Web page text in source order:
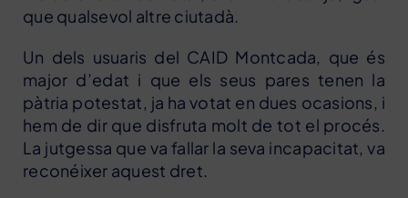
que qualsevol altre ciutadà.
Un dels usuaris del CAID Montcada, que és
major d’edat i que els seus pares tenen la
pàtria potestat, ja ha votat en dues ocasions, i
hem de dir que disfruta molt de tot el procés.
La jutgessa que va fallar la seva incapacitat, va
reconéixer aquest dret.